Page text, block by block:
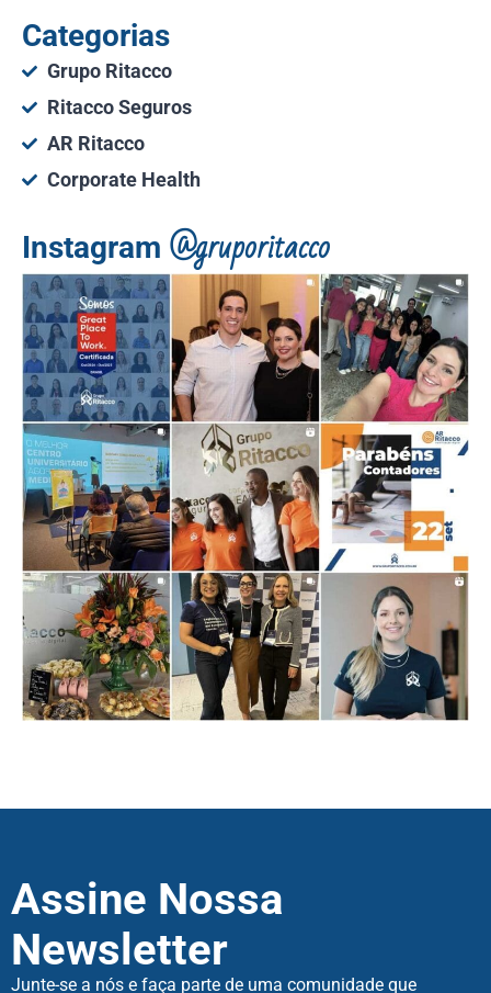
Categorias
Grupo Ritacco
Ritacco Seguros
AR Ritacco
Corporate Health
Instagram @gruporitacco
Assine Nossa
Newsletter
Junte-se a nós e faça parte de uma comunidade que